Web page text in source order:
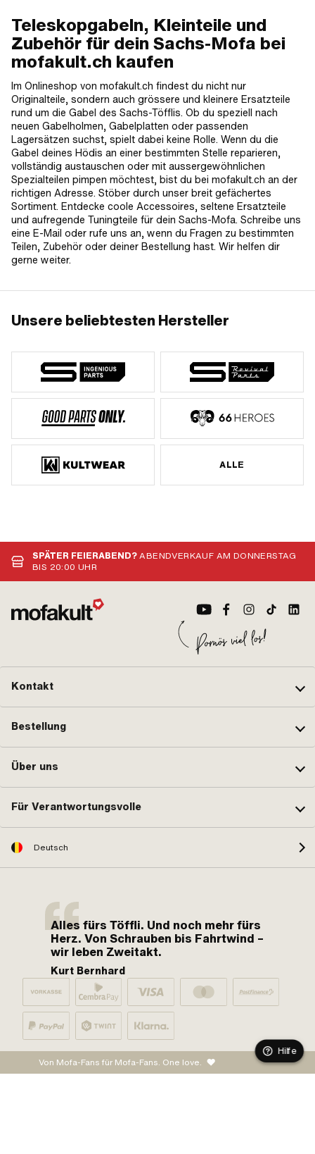
Teleskopgabeln, Kleinteile und
Zubehör für dein Sachs-Mofa bei
mofakult.ch kaufen
Im Onlineshop von mofakult.ch findest du nicht nur
Originalteile, sondern auch grössere und kleinere Ersatzteile
rund um die Gabel des Sachs-Töfflis. Ob du speziell nach
neuen Gabelholmen, Gabelplatten oder passenden
Lagersätzen suchst, spielt dabei keine Rolle. Wenn du die
Gabel deines Hödis an einer bestimmten Stelle reparieren,
vollständig austauschen oder mit aussergewöhnlichen
Spezialteilen pimpen möchtest, bist du bei mofakult.ch an der
richtigen Adresse. Stöber durch unser breit gefächertes
Sortiment. Entdecke coole Accessoires, seltene Ersatzteile
und aufregende Tuningteile für dein Sachs-Mofa. Schreibe uns
eine E-Mail oder rufe uns an, wenn du Fragen zu bestimmten
Teilen, Zubehör oder deiner Bestellung hast. Wir helfen dir
gerne weiter.
Unsere beliebtesten Hersteller
ALLE
SPÄTER FEIERABEND?ABENDVERKAUF AM DONNERSTAG
BIS 20:00 UHR
Kontakt
Bestellung
Über uns
Für Verantwortungsvolle
Deutsch
Alles fürs Töffli. Und noch mehr fürs
Herz. Von Schrauben bis Fahrtwind –
wir leben Zweitakt.
Kurt Bernhard
Von Mofa-Fans für Mofa-Fans. One love.
Hilfe